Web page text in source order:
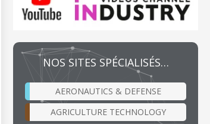
NOS SITES SPÉCIALISÉS…
AERONAUTICS & DEFENSE
AGRICULTURE TECHNOLOGY